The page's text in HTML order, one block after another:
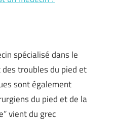
spécialisé dans le
troubles du pied et
sont également
du pied et de la
vient du grec